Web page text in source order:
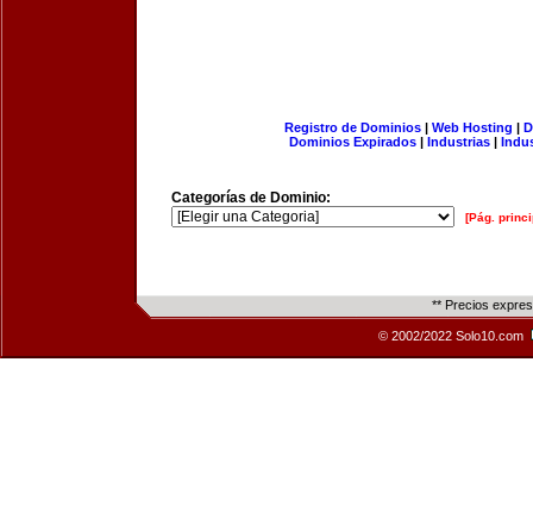
Registro de Dominios| Web Hosting |
Dominios Expirados | Industrias |
Categorías de Dominio:
[Pág.
** Precios
© 2002/2022 Solo10.com